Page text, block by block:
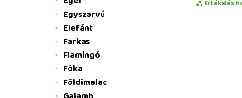
Értékelés
Egyszarvú
Elefánt
Farkas
Flamingó
Fóka
Földimalac